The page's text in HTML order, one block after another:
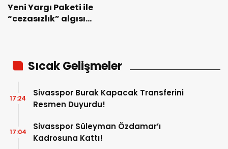
Yeni Yargı Paketi ile
“cezasızlık” algısı
Sıcak Gelişmeler
Sivasspor Burak Kapacak Transferini
Resmen Duyurdu!
17:24
Sivasspor Süleyman Özdamar’ı
Kadrosuna Kattı!
17:04